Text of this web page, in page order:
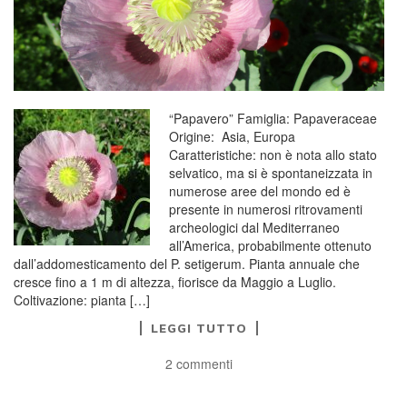
“Papavero” Famiglia: Papaveraceae
Origine: Asia, Europa
Caratteristiche: non è nota allo stato
selvatico, ma si è spontaneizzata in
numerose aree del mondo ed è
presente in numerosi ritrovamenti
archeologici dal Mediterraneo
all’America, probabilmente ottenuto
dall’addomesticamento del P. setigerum. Pianta annuale che
cresce fino a 1 m di altezza, fiorisce da Maggio a Luglio.
Coltivazione: pianta […]
LEGGI TUTTO
2 commenti